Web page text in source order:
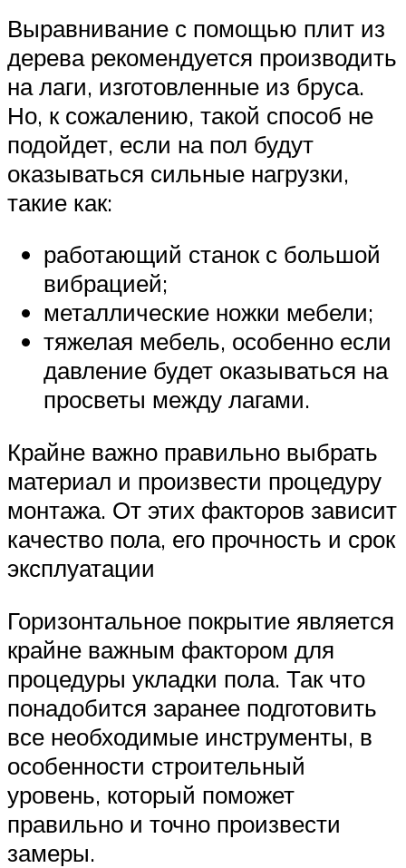
Выравнивание с помощью плит из
дерева рекомендуется производить
на лаги, изготовленные из бруса.
Но, к сожалению, такой способ не
подойдет, если на пол будут
оказываться сильные нагрузки,
такие как:
работающий станок с большой
вибрацией;
металлические ножки мебели;
тяжелая мебель, особенно если
давление будет оказываться на
просветы между лагами.
Крайне важно правильно выбрать
материал и произвести процедуру
монтажа. От этих факторов зависит
качество пола, его прочность и срок
эксплуатации
Горизонтальное покрытие является
крайне важным фактором для
процедуры укладки пола. Так что
понадобится заранее подготовить
все необходимые инструменты, в
особенности строительный
уровень, который поможет
правильно и точно произвести
замеры.